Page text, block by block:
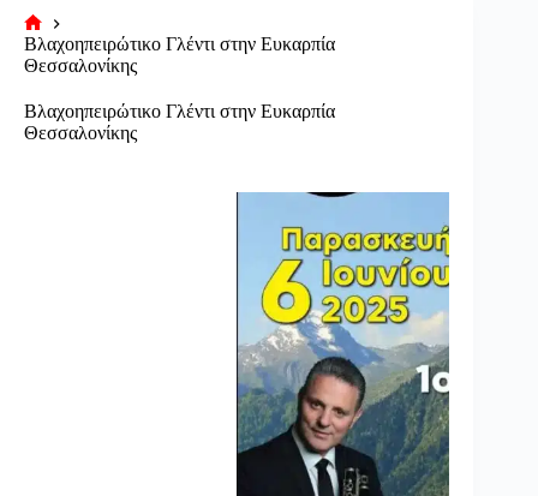
Αρχική
σελίδα
Βλαχοηπειρώτικο Γλέντι στην Ευκαρπία
Θεσσαλονίκης
Βλαχοηπειρώτικο Γλέντι στην Ευκαρπία
Θεσσαλονίκης